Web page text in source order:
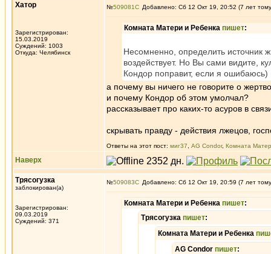
Хатор
Зарегистрирован:
15.03.2019
Суждений: 1003
Откуда: Челябинск
№509081 Добавлено: Сб 12 Окт 19, 20:52 (7 лет
Комната Матери и Ребенка пишет:
Несомненно, определить источник
воздействует. Но Вы сами видите,
Кондор поправит, если я
а почему вы ничего не говорите о
и почему Кондор об этом умолчал?
рассказывает про каких-то асуров в
скрывать правду - действия лжецов,
Ответы на этот пост: миг37 AG Condor, Комната
Наверх
Трясогузка
заблокирован(а)
Зарегистрирован:
09.03.2019
Суждений: 371
№509083 Добавлено: Сб 12 Окт 19, 20:59 (7 лет
Комната Матери и Ребенка пишет:
Трясогузка пишет:
Комната Матери и Ребенка
AG Condor пишет: